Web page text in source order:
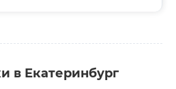
в Екатеринбург